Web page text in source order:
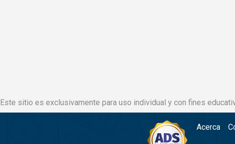
Este sitio es exclusivamente para uso individual y con fines
Acerca